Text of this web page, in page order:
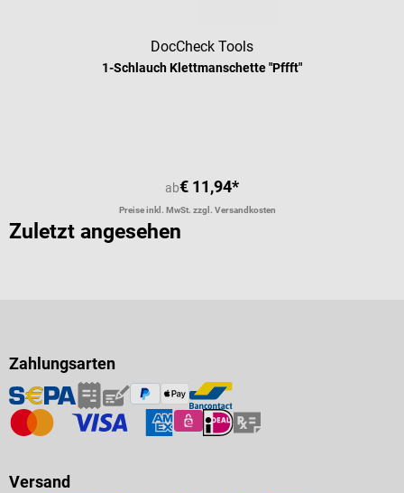
DocCheck Tools
1-Schlauch Klettmanschette "Pffft"
ab€ 11,94*
Preise inkl. MwSt. zzgl. Versandkosten
Zuletzt angesehen
Zahlungsarten
Versand